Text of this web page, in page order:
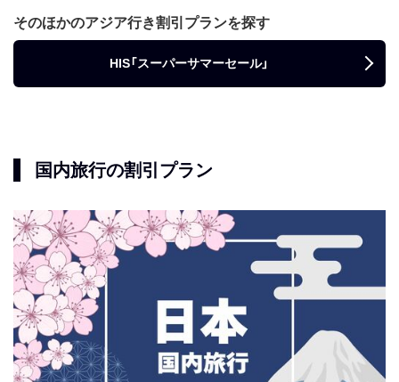
そのほかのアジア行き割引プランを探す
HIS「スーパーサマーセール」
国内旅行の割引プラン